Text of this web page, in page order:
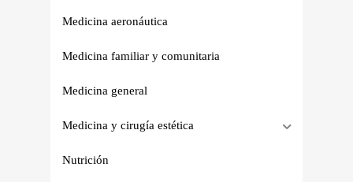
Medicina aeronáutica
Medicina familiar y comunitaria
Medicina general
Medicina y cirugía estética
Nutrición